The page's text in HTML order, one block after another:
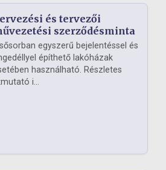
és tervezői
szerződésminta
egyszerű bejelentéssel és
építhető lakóházak
használható. Részletes
i...